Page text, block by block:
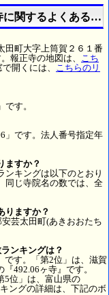
関するよくある質
田町大字上筒賀２６１番
報正寺の地図は、 こち
開くには、 こちらのリ
す。
」です。法人番号指定年
ますか？
ンキングは以下のとおり
同じ寺院名の数では、全
りますか？
芸太田町(あきおおたち
ンキングは？
です。「第2位」は、滋賀
492.06ヶ寺』です。
5位」は、富山県の
ングの詳細は、下記のボ